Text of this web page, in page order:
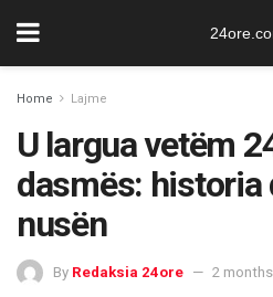
Home Lajme
U largua vetëm
dasmës: historia
nusën
By Redaksia 24ore 2